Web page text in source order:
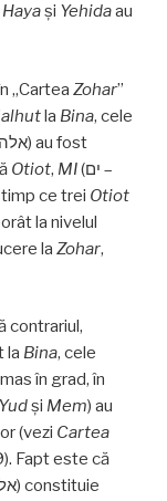
Hayași Yehidaau
„Cartea Zohar”
la Bina, cele
Otiot, MI
(ים –
timp ce trei Otiot
la nivelul
la Zohar,
contrariul,
la Bina, cele
în grad, în
Yudşi Mem) au
(vezi Cartea
Fapt este că